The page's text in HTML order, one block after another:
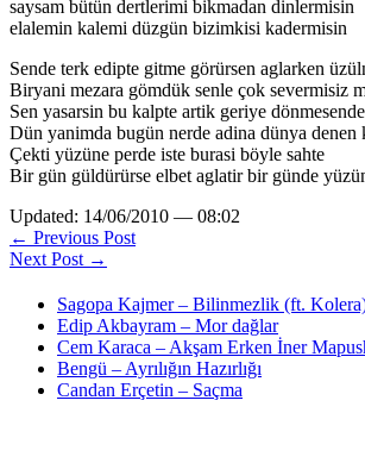
saysam bütün dertlerimi bikmadan dinlermisin
elalemin kalemi düzgün bizimkisi kadermisin
Sende terk edipte gitme görürsen aglarken
Biryani mezara gömdük senle çok severmisiz
Sen yasarsin bu kalpte artik geriye dönmesende
Dün yanimda bugün nerde adina dünya denen
Çekti yüzüne perde iste burasi böyle sahte
Bir gün güldürürse elbet aglatir bir günde
Updated: 14/06/2010 — 08:02
← Previous Post
Next Post →
Sagopa Kajmer – Bilinmezlik (ft.
Edip Akbayram – Mor dağlar
Cem Karaca – Akşam Erken İner
Bengü – Ayrılığın Hazırlığı
Candan Erçetin – Saçma